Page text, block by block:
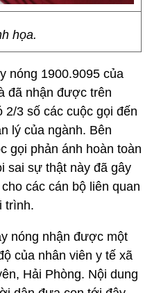
họa.
nóng 1900.9095 của
đã nhận được trên
2/3 số các cuộc gọi đến
lý của ngành. Bên
gọi phản ánh hoàn toàn
sai sự thật này đã gây
các cán bộ liên quan
trình.
nóng nhận được một
của nhân viên y tế xã
Hải Phòng. Nội dung